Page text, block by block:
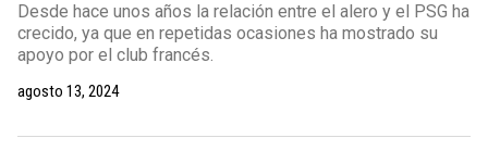
Desde hace unos años la relación entre el alero y el PSG ha
crecido, ya que en repetidas ocasiones ha mostrado su
apoyo por el club francés.
agosto 13, 2024